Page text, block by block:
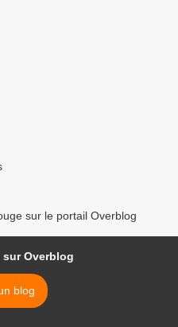
sur le portail Overblog
Overblog
blog